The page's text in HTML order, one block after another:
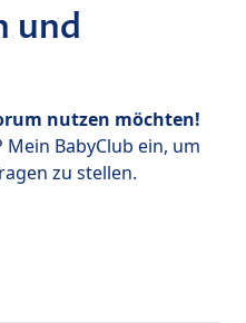
und
nutzen möchten!
Mein BabyClub ein, um
zu stellen.